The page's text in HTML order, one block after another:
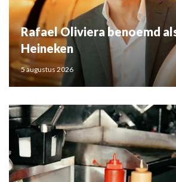
Rafael Oliviera benoemd
Heineken
5 augustus 2026